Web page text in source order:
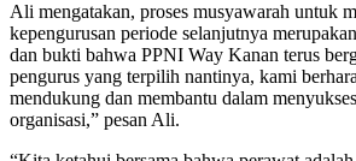
Ali mengatakan, proses musyawarah untuk
kepengurusan periode selanjutnya
dan bukti bahwa PPNI Way Kanan terus
pengurus yang terpilih nantinya, kami
mendukung dan membantu dalam
organisasi,” pesan Ali.